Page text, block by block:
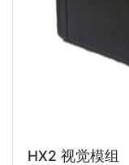
HX2 视觉模组